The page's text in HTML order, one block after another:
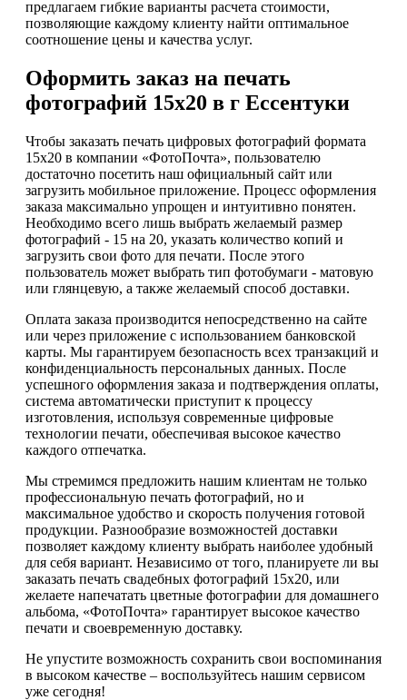
предлагаем гибкие варианты расчета стоимости,
позволяющие каждому клиенту найти оптимальное
соотношение цены и качества услуг.
Оформить заказ на печать
фотографий 15х20 в г Ессентуки
Чтобы заказать печать цифровых фотографий формата
15х20 в компании «ФотоПочта», пользователю
достаточно посетить наш официальный сайт или
загрузить мобильное приложение. Процесс оформления
заказа максимально упрощен и интуитивно понятен.
Необходимо всего лишь выбрать желаемый размер
фотографий - 15 на 20, указать количество копий и
загрузить свои фото для печати. После этого
пользователь может выбрать тип фотобумаги - матовую
или глянцевую, а также желаемый способ доставки.
Оплата заказа производится непосредственно на сайте
или через приложение с использованием банковской
карты. Мы гарантируем безопасность всех транзакций и
конфиденциальность персональных данных. После
успешного оформления заказа и подтверждения оплаты,
система автоматически приступит к процессу
изготовления, используя современные цифровые
технологии печати, обеспечивая высокое качество
каждого отпечатка.
Мы стремимся предложить нашим клиентам не только
профессиональную печать фотографий, но и
максимальное удобство и скорость получения готовой
продукции. Разнообразие возможностей доставки
позволяет каждому клиенту выбрать наиболее удобный
для себя вариант. Независимо от того, планируете ли вы
заказать печать свадебных фотографий 15х20, или
желаете напечатать цветные фотографии для домашнего
альбома, «ФотоПочта» гарантирует высокое качество
печати и своевременную доставку.
Не упустите возможность сохранить свои воспоминания
в высоком качестве – воспользуйтесь нашим сервисом
уже сегодня!